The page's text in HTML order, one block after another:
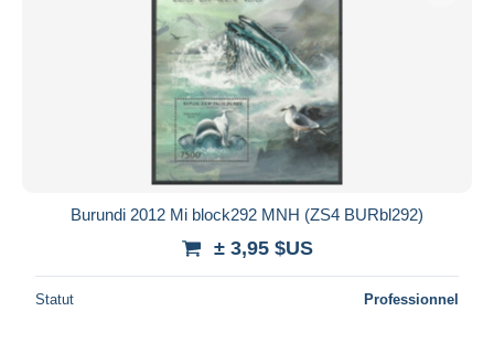
Burundi 2012 Mi block292 MNH (ZS4 BURbl292)
± 3,95 $US
Statut Professionnel